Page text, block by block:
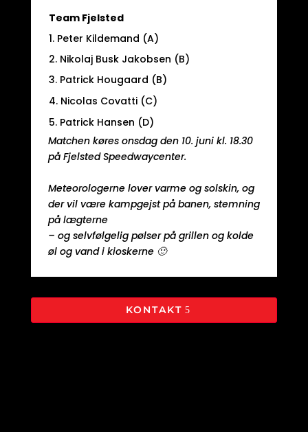
Team Fjelsted
1. Peter Kildemand (A)
2. Nikolaj Busk Jakobsen (B)
3. Patrick Hougaard (B)
4. Nicolas Covatti (C)
5. Patrick Hansen (D)
Matchen køres onsdag den 10. juni kl. 18.30
på Fjelsted Speedwaycenter.
Meteorologerne lover varme og solskin, og
der vil være kampgejst på banen, stemning
på lægterne
– og selvfølgelig pølser på grillen og kolde
øl og vand i kioskerne 🙂
KONTAKT